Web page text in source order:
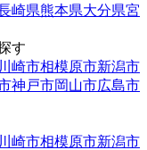
崎県熊本県大分県宮
す
川崎市相模原市新潟市
神戸市岡山市広島市
川崎市相模原市新潟市